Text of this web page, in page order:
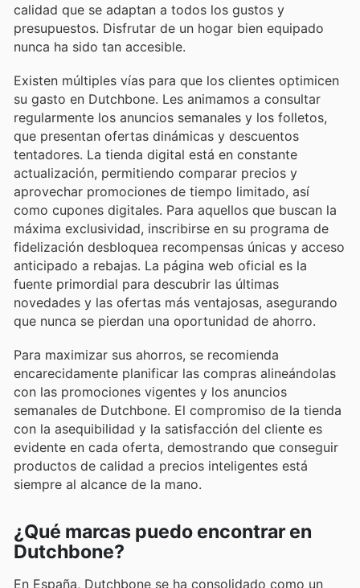
calidad que se adaptan a todos los gustos y
presupuestos. Disfrutar de un hogar bien equipado
nunca ha sido tan accesible.
Existen múltiples vías para que los clientes optimicen
su gasto en Dutchbone. Les animamos a consultar
regularmente los anuncios semanales y los folletos,
que presentan ofertas dinámicas y descuentos
tentadores. La tienda digital está en constante
actualización, permitiendo comparar precios y
aprovechar promociones de tiempo limitado, así
como cupones digitales. Para aquellos que buscan la
máxima exclusividad, inscribirse en su programa de
fidelización desbloquea recompensas únicas y acceso
anticipado a rebajas. La página web oficial es la
fuente primordial para descubrir las últimas
novedades y las ofertas más ventajosas, asegurando
que nunca se pierdan una oportunidad de ahorro.
Para maximizar sus ahorros, se recomienda
encarecidamente planificar las compras alineándolas
con las promociones vigentes y los anuncios
semanales de Dutchbone. El compromiso de la tienda
con la asequibilidad y la satisfacción del cliente es
evidente en cada oferta, demostrando que conseguir
productos de calidad a precios inteligentes está
siempre al alcance de la mano.
¿Qué marcas puedo encontrar en
Dutchbone?
En España, Dutchbone se ha consolidado como un